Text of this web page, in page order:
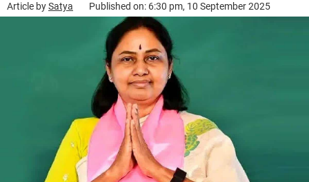
Article bySatya Published on: 6:30 pm, 10 September 2025